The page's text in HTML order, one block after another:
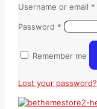
Username or email *
Password *
Remember me
Lost your password?